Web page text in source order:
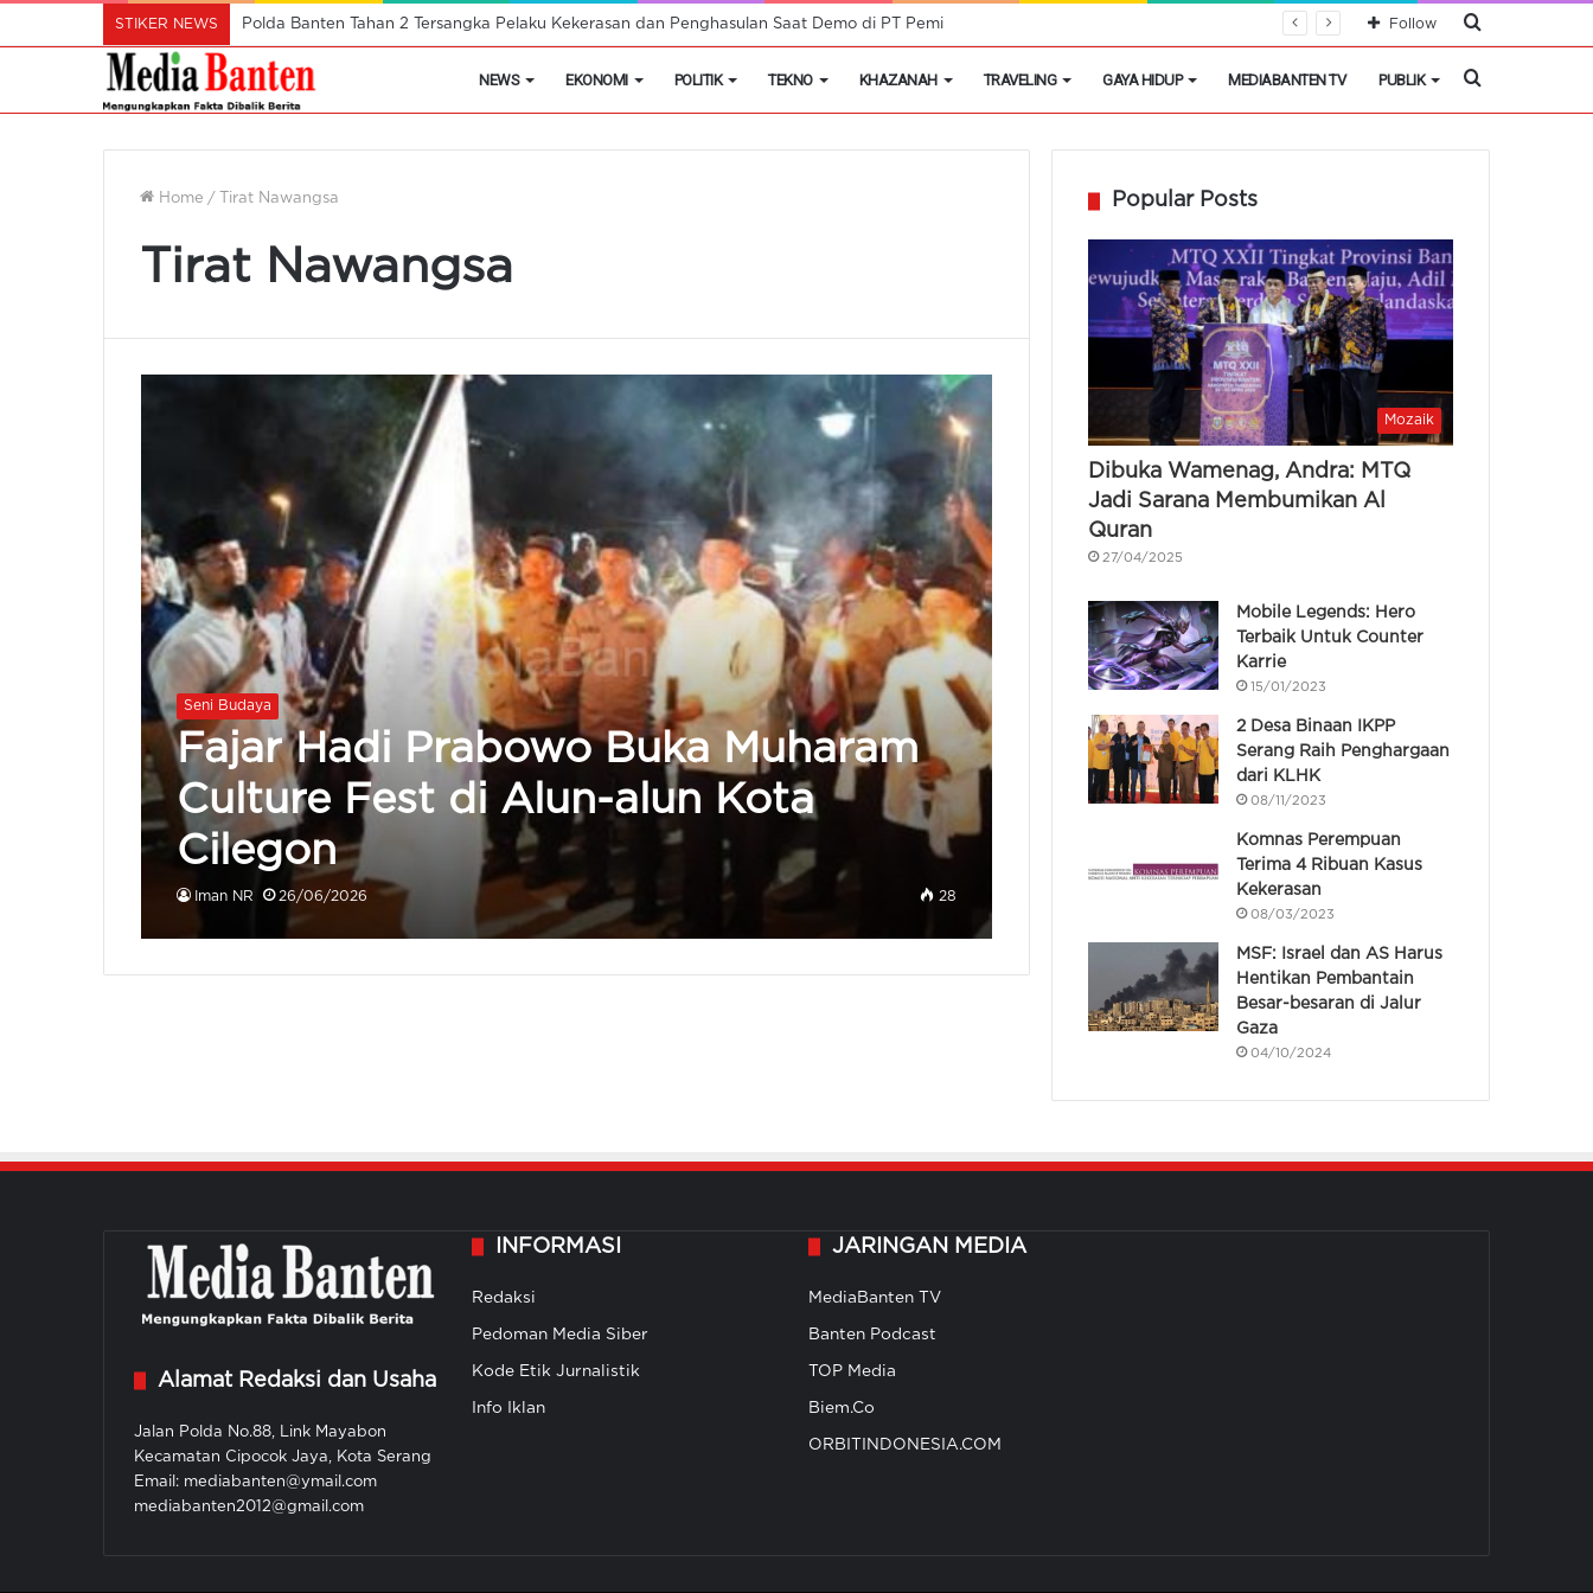
STIKER NEWS Polda Banten Tahan 2 Tersangka Pelaku Kekerasan dan Penghasulan Saat Demo di PT Pemi Cari
Follow
NEWS EKONOMI POLITIK TEKNO KHAZANAH TRAVELING GAYA HIDUP MEDIABANTEN TV PUBLIK Cari
Home / Tirat Nawangsa
Tirat Nawangsa
Seni Budaya
Fajar Hadi Prabowo Buka Muharam
Culture Fest di Alun-alun Kota
Cilegon
Iman NR 26/06/2026 28
Popular Posts
Mozaik
Dibuka Wamenag, Andra: MTQ
Jadi Sarana Membumikan Al
Quran
27/04/2025
Mobile Legends: Hero
Terbaik Untuk Counter
Karrie
15/01/2023
2 Desa Binaan IKPP
Serang Raih Penghargaan
dari KLHK
08/11/2023
Komnas Perempuan
Terima 4 Ribuan Kasus
Kekerasan
08/03/2023
MSF: Israel dan AS Harus
Hentikan Pembantain
Besar-besaran di Jalur
Gaza
04/10/2024
Alamat Redaksi dan Usaha
Jalan Polda No.88, Link Mayabon
Kecamatan Cipocok Jaya, Kota Serang
Email: mediabanten@ymail.com
mediabanten2012@gmail.com
INFORMASI
Redaksi
Pedoman Media Siber
Kode Etik Jurnalistik
Info Iklan
JARINGAN MEDIA
MediaBanten TV
Banten Podcast
TOP Media
Biem.Co
ORBITINDONESIA.COM